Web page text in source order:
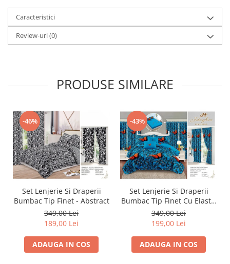
Caracteristici
Review-uri(0)
PRODUSE SIMILARE
-46%
Set Lenjerie Si Draperii
Bumbac Tip Finet - Abstract
349,00 Lei
189,00 Lei
ADAUGA IN COS
-43%
Set Lenjerie Si Draperii
Bumbac Tip Finet Cu Elastic
- Dansul Fluturilor
349,00 Lei
199,00 Lei
ADAUGA IN COS